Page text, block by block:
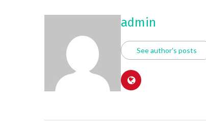
admin
See author's posts